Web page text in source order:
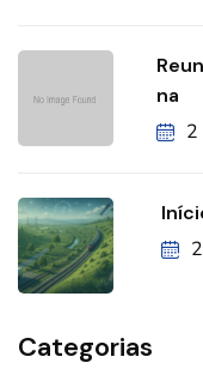
na
2
Categorias